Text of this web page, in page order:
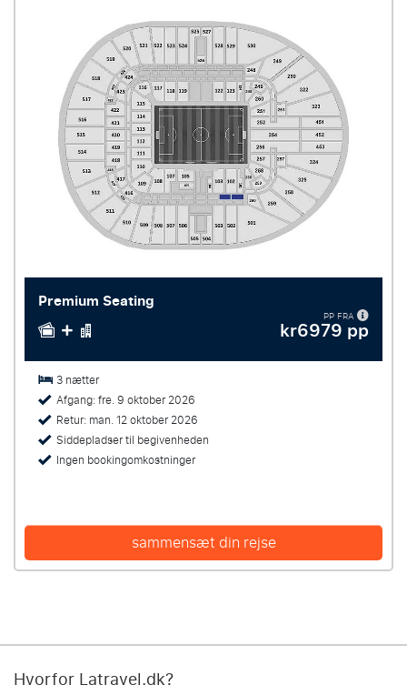
3 nætter
Afgang: fre. 9 oktober 2026
Retur: man. 12 oktober 2026
Siddepladser til begivenheden
Ingen bookingomkostninger
Premium Seating
PP FRA
kr6979 pp
sammensæt din rejse
Hvorfor Latravel.dk?